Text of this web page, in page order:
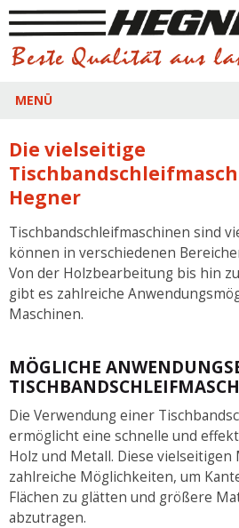
MENÜ
Die vielseitige
Hegner
Tischbandschleifmaschinen sind
können in verschiedenen
Von der Holzbearbeitung bis hin
gibt es zahlreiche
Maschinen.
MÖGLICHE
Die Verwendung einer
ermöglicht eine schnelle und
Holz und Metall. Diese
zahlreiche Möglichkeiten, um
Flächen zu glätten und größere
abzutragen.